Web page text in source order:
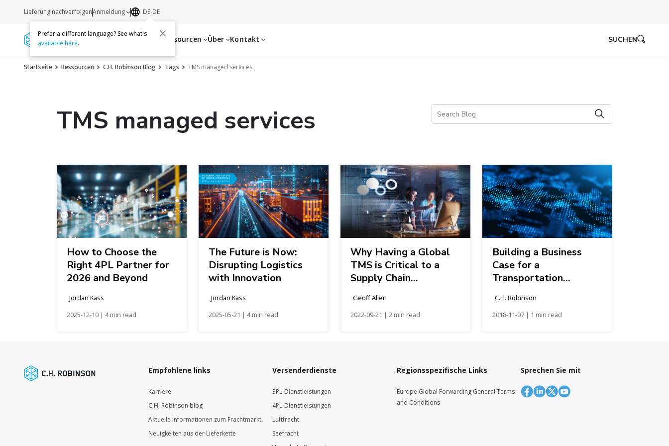
Dienstleistungen Ressourcen Über Kontakt
Lieferung nachverfolgenAnmeldung DE-DE
Prefer a different language? See what's
available here. SUCHEN
Startseite Ressourcen C.H. Robinson Blog Tags TMS managed services
TMS managed services
How to Choose the
Right 4PL Partner for
2026 and Beyond
Jordan Kass
2025-12-10 | 4 min read
The Future is Now:
Disrupting Logistics
with Innovation
Jordan Kass
2025-05-21 | 4 min read
Why Having a Global
TMS is Critical to a
Supply Chain
Geoff Allen
2022-09-21 | 2 min read
Building a Business
Case for a
Transportation
C.H. Robinson
2018-11-07 | 1 min read
Empfohlene links
Karriere
C.H. Robinson blog
Aktuelle Informationen zum Frachtmarkt
Neuigkeiten aus der Lieferkette
Versenderdienste
3PL-Dienstleistungen
4PL-Dienstleistungen
Luftfracht
Seefracht
Regionsspezifische Links
Europe Global Forwarding General Terms
and Conditions
Sprechen Sie mit